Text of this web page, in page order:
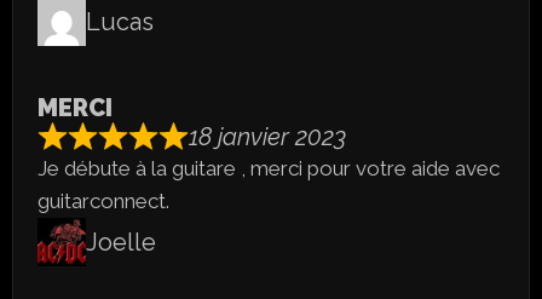
Lucas
MERCI
18 janvier 2023
Je débute à la guitare , merci pour votre aide avec
guitarconnect.
Joelle